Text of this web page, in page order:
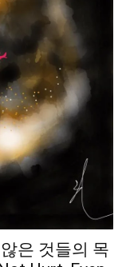
은 것들의 목